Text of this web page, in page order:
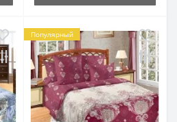
Популярный